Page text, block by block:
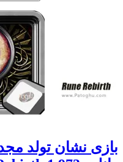
بازی نشان تولد